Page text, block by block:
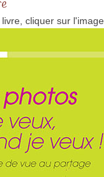
cliquer sur l'image.